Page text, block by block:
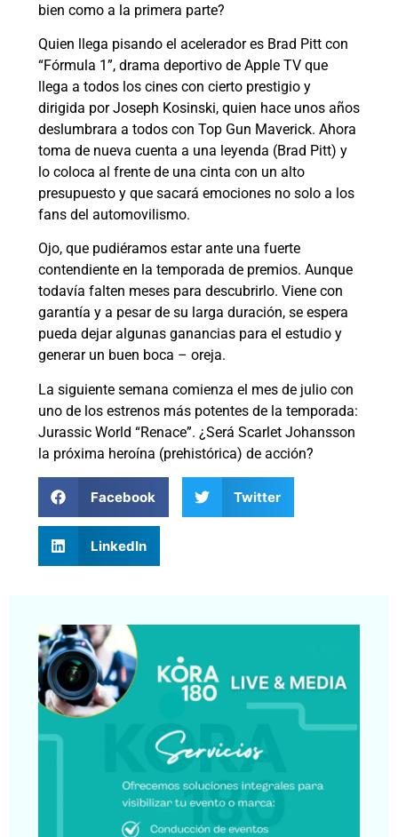
bien como a la primera parte?
Quien llega pisando el acelerador es Brad Pitt con
“Fórmula 1”, drama deportivo de Apple TV que
llega a todos los cines con cierto prestigio y
dirigida por Joseph Kosinski, quien hace unos años
deslumbrara a todos con Top Gun Maverick. Ahora
toma de nueva cuenta a una leyenda (Brad Pitt) y
lo coloca al frente de una cinta con un alto
presupuesto y que sacará emociones no solo a los
fans del automovilismo.
Ojo, que pudiéramos estar ante una fuerte
contendiente en la temporada de premios. Aunque
todavía falten meses para descubrirlo. Viene con
garantía y a pesar de su larga duración, se espera
pueda dejar algunas ganancias para el estudio y
generar un buen boca – oreja.
La siguiente semana comienza el mes de julio con
uno de los estrenos más potentes de la temporada:
Jurassic World “Renace”. ¿Será Scarlet Johansson
la próxima heroína (prehistórica) de acción?
Facebook Twitter
LinkedIn